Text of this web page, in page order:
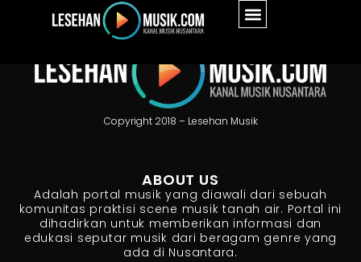
Copyright 2018 – Lesehan Musik
ABOUT US
Adalah portal musik yang diawali dari sebuah
komunitas praktisi scene musik tanah air. Portal ini
dihadirkan untuk memberikan informasi dan
edukasi seputar musik dari beragam genre yang
ada di Nusantara.